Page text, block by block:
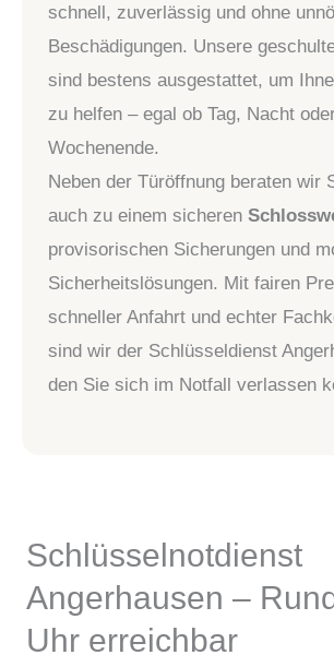
schnell, zuverlässig und ohne
Beschädigungen. Unsere
sind bestens ausgestattet, um
zu helfen – egal ob Tag, Nacht
Wochenende.
Neben der Türöffnung beraten wir
auch zu einem sicheren
provisorischen Sicherungen und
Sicherheitslösungen. Mit fairen
schneller Anfahrt und echter
sind wir der Schlüsseldienst
den Sie sich im Notfall verlassen
Schlüsselnotdienst
Angerhausen –
Uhr erreichbar